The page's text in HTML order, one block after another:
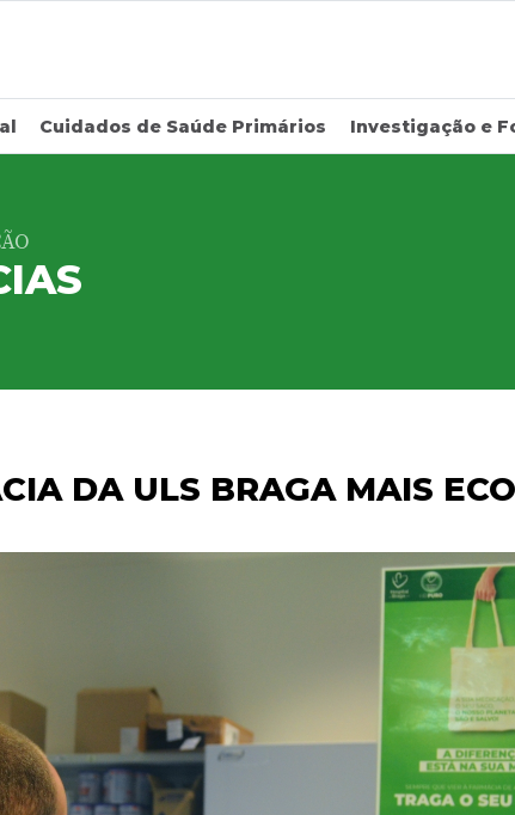
Cuidados de Saúde Primários Investigação e
DA ULS BRAGA MAIS